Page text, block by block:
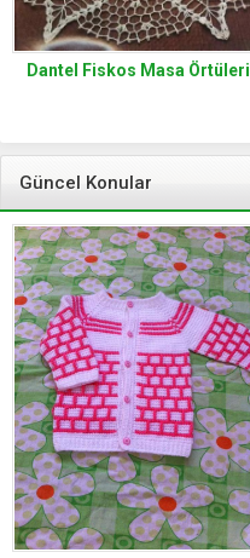
Dantel Fiskos Masa Örtüleri
Güncel Konular